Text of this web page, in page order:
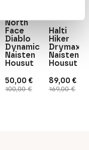
100,00€
Alkuperäinen
hinta
50,00 €
Nykyinen
hinta
North
Face
Diablo
Dynamic
Naisten
Housut
169,00€
hinta
89,00 €
Nykyinen
hinta
Halti
Hiker
DrymaxX
Naisten
Housut